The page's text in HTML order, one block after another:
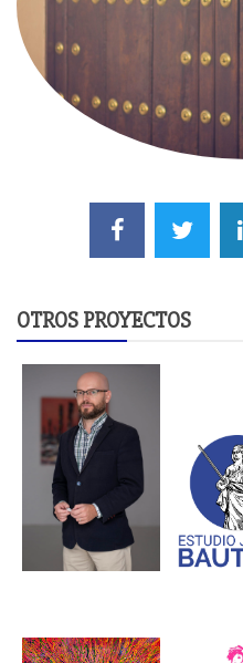
OTROS PROYECTOS